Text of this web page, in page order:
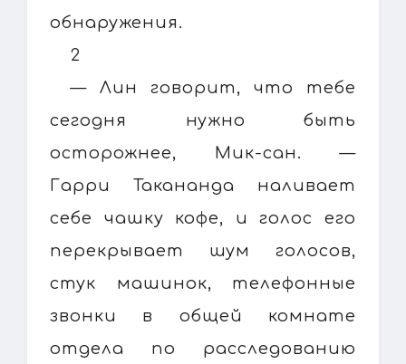
обнаружения.
2
— Лин говорит, что тебе
сегодня нужно быть
осторожнее, Мик-сан. —
Гарри Такананда наливает
себе чашку кофе, и голос его
перекрывает шум голосов,
стук машинок, телефонные
звонки в общей комнате
отдела по расследованию